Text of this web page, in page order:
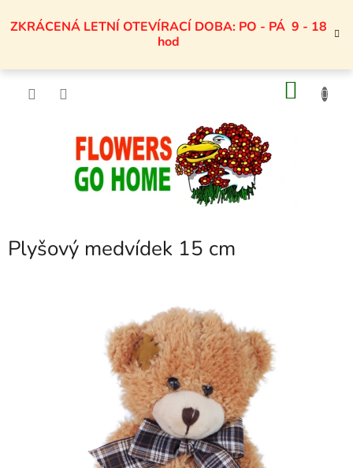
naZKRÁCENÁ LETNÍ OTEVÍRACÍ DOBA: PO - PÁ 9 - 18
hod
Plyšový medvídek 15 cm